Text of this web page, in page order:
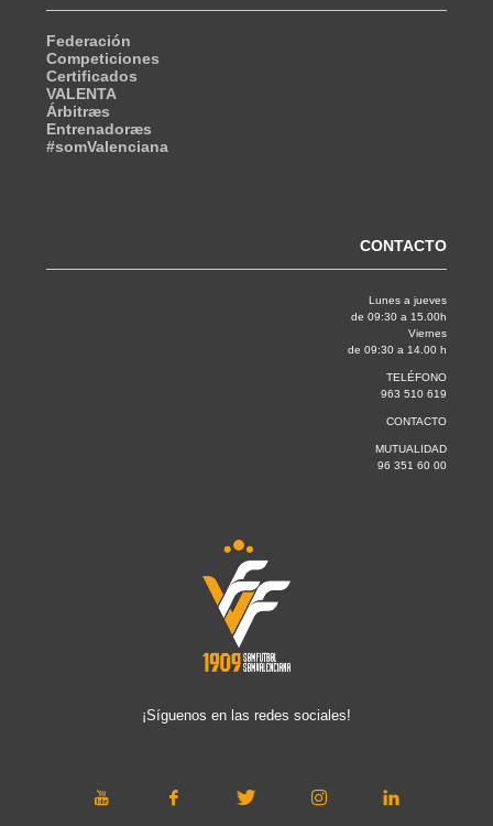
Federación
Competiciones
Certificados
VALENTA
Árbitræs
Entrenadoræs
#somValenciana
CONTACTO
Lunes a jueves
de 09:30 a 15.00h
Viernes
de 09:30 a 14.00 h
TELÉFONO
963 510 619
CONTACTO
MUTUALIDAD
96 351 60 00
¡Síguenos en las redes sociales!